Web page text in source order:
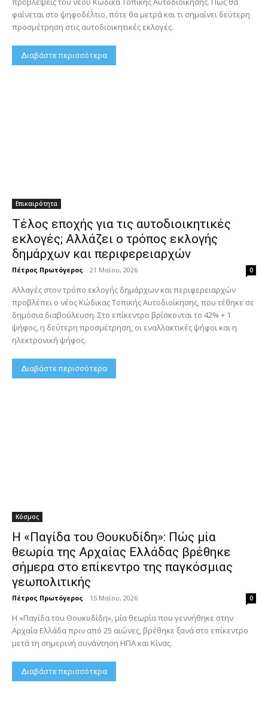
φαίνεται στο ψηφοδέλτιο, πότε θα μετρά και τι σημαίνει δεύτερη
προσμέτρηση στις αυτοδιοικητικές εκλογές.
Διαβάστε περισσότερα
Επικαιρότητα
Τέλος εποχής για τις αυτοδιοικητικές
εκλογές; Αλλάζει ο τρόπος εκλογής
δημάρχων και περιφερειαρχών
Πέτρος Πρωτόγερος - 21 Μαΐου, 2026 0
Αλλαγές στον τρόπο εκλογής δημάρχων και περιφερειαρχών
προβλέπει ο νέος Κώδικας Τοπικής Αυτοδιοίκησης, που τέθηκε σε
δημόσια διαβούλευση. Στο επίκεντρο βρίσκονται το 42% + 1
ψήφος, η δεύτερη προσμέτρηση, οι εναλλακτικές ψήφοι και η
ηλεκτρονική ψήφος.
Διαβάστε περισσότερα
Κόσμος
Η «Παγίδα του Θουκυδίδη»: Πώς μία
θεωρία της Αρχαίας Ελλάδας βρέθηκε
σήμερα στο επίκεντρο της παγκόσμιας
γεωπολιτικής
Πέτρος Πρωτόγερος - 15 Μαΐου, 2026 0
Η «Παγίδα του Θουκυδίδη», μία θεωρία που γεννήθηκε στην
Αρχαία Ελλάδα πριν από 25 αιώνες, βρέθηκε ξανά στο επίκεντρο
μετά τη σημερινή συνάντηση ΗΠΑ και Κίνας.
Διαβάστε περισσότερα